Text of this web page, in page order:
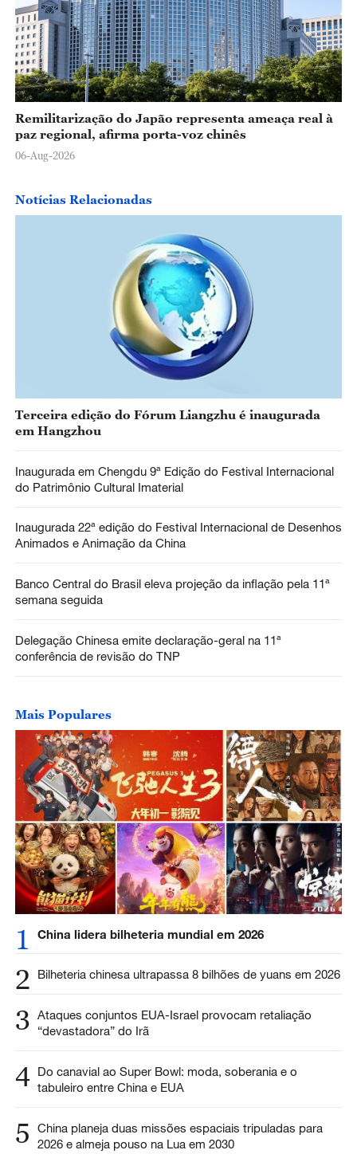
Remilitarização do Japão representa ameaça real à
paz regional, afirma porta-voz chinês
06-Aug-2026
Notícias Relacionadas
Terceira edição do Fórum Liangzhu é inaugurada
em Hangzhou
Inaugurada em Chengdu 9ª Edição do Festival Internacional
do Patrimônio Cultural Imaterial
Inaugurada 22ª edição do Festival Internacional de Desenhos
Animados e Animação da China
Banco Central do Brasil eleva projeção da inflação pela 11ª
semana seguida
Delegação Chinesa emite declaração-geral na 11ª
conferência de revisão do TNP
Mais Populares
1 China lidera bilheteria mundial em 2026
2 Bilheteria chinesa ultrapassa 8 bilhões de yuans em 2026
3 Ataques conjuntos EUA-Israel provocam retaliação
“devastadora” do Irã
4 Do canavial ao Super Bowl: moda, soberania e o
tabuleiro entre China e EUA
5
China planeja duas missões espaciais tripuladas para
2026 e almeja pouso na Lua em 2030